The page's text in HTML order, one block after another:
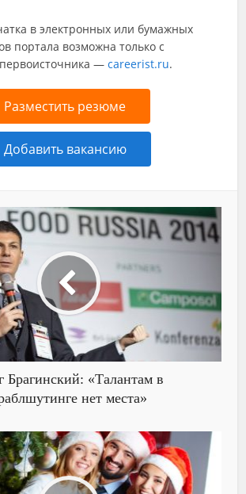
в электронных или бумажных
портала возможна только с
—careerist.ru.
Разместить резюме
Добавить вакансию
Брагинский: «Талантам в
нет места»